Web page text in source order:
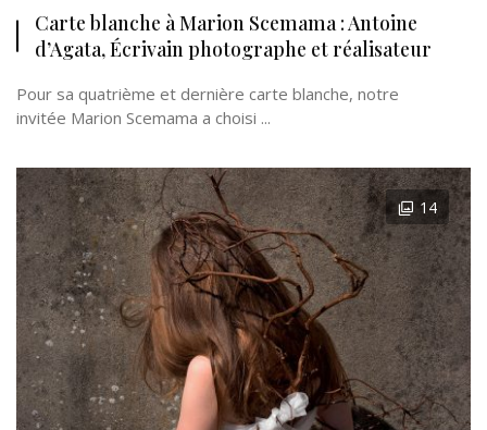
Carte blanche à Marion Scemama : Antoine
d’Agata, Écrivain photographe et réalisateur
Pour sa quatrième et dernière carte blanche, notre
invitée Marion Scemama a choisi ...
14